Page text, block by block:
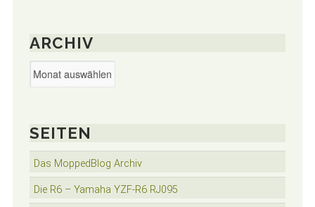
ARCHIV
Archiv
SEITEN
Das MoppedBlog Archiv
Die R6 – Yamaha YZF-R6 RJ095